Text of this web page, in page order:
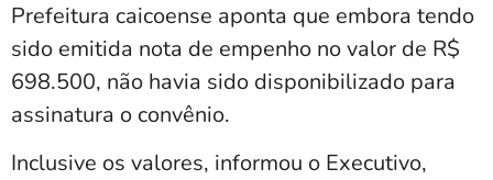
Prefeitura caicoense aponta que embora tendo
sido emitida nota de empenho no valor de R$
698.500, não havia sido disponibilizado para
assinatura o convênio.
Inclusive os valores, informou o Executivo,